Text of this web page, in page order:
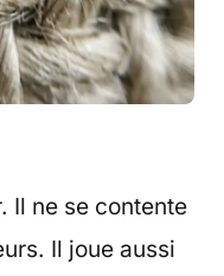
Il ne se contente
Il joue aussi